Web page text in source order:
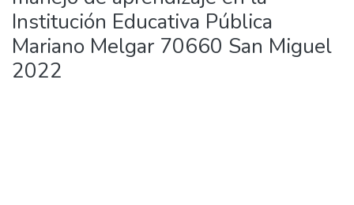
Institución Educativa Pública
Mariano Melgar 70660 San Miguel
2022